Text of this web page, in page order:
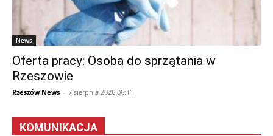
News
Oferta pracy: Osoba do sprzątania w
Rzeszowie
Rzeszów News - 7 sierpnia 2026 06:11
KOMUNIKACJA